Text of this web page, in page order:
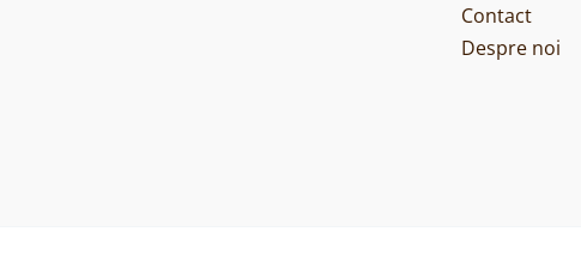
Contact
Despre noi